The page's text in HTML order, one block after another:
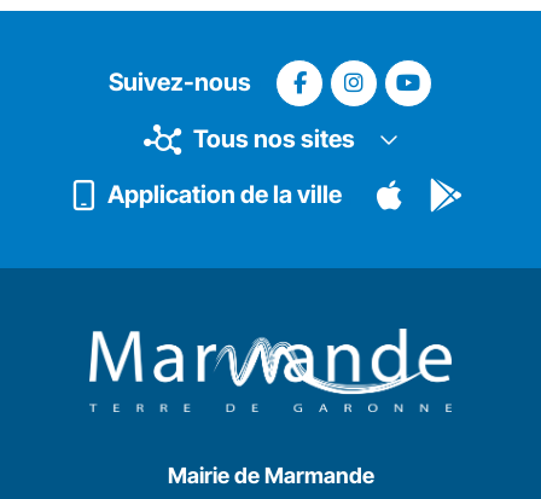
Suivez-nous
Tous nos sites
Application de la ville
Mairie de Marmande